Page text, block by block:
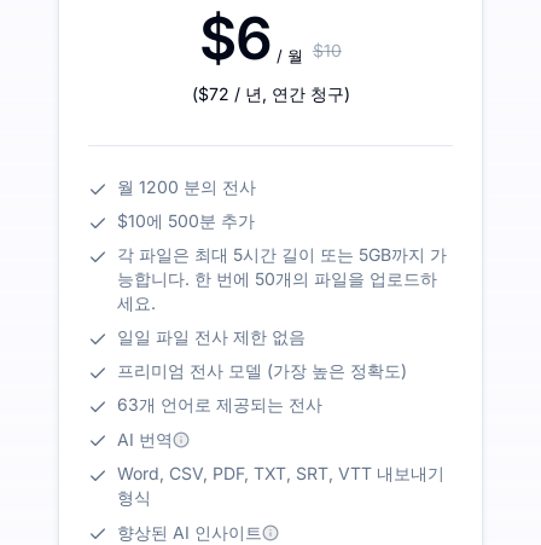
$6 / 월 $10
($72 / 년, 연간 청구)
월 1200 분의 전사
$10에 500분 추가
각 파일은 최대 5시간 길이 또는 5GB까지 가
능합니다. 한 번에 50개의 파일을 업로드하
세요.
일일 파일 전사 제한 없음
프리미엄 전사 모델 (가장 높은 정확도)
63개 언어로 제공되는 전사
AI 번역
Word, CSV, PDF, TXT, SRT, VTT 내보내기
형식
향상된 AI 인사이트